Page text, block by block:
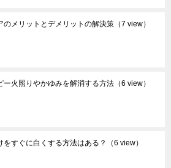
のメリットとデメリットの解決策 （7 view）
ー火照りやかゆみを解消する方法 （6 view）
をすぐに白くする方法はある？ （6 view）